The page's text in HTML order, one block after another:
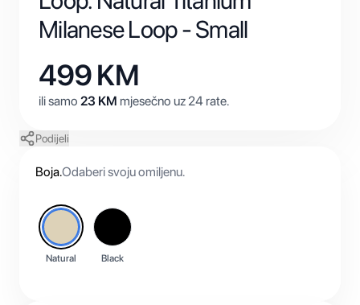
Milanese Loop - Small
499KM
ili samo 23 KM mjesečno uz 24 rate.
Podijeli
Boja.Odaberi svoju omiljenu.
Natural Black